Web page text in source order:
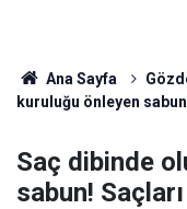
Ana Sayfa
kuruluğu önleyen
Saç dibinde
sabun!